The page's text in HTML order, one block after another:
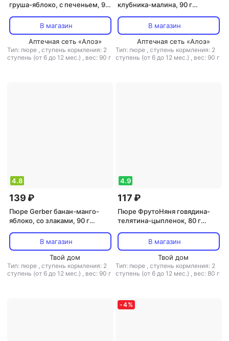
груша-яблоко, с печеньем, 90
В магазин
Аптечная сеть «Алоэ»
Тип: пюре , ступень кормления: 2
ступень (от 6 до 12 мес.) , вес: 90 г
клубника-малина, 90 г
В магазин
Аптечная сеть «Алоэ»
Тип: пюре , ступень кормления: 2
ступень (от 6 до 12 мес.) , вес: 90 г
4.8
139 ₽
Пюре Gerber банан-манго-
яблоко, со злаками, 90 г
В магазин
Твой дом
Тип: пюре , ступень кормления: 2
ступень (от 6 до 12 мес.) , вес: 90 г
4.9
117 ₽
Пюре ФрутоНяня говядина-
телятина-цыпленок, 80 г
В магазин
Твой дом
Тип: пюре , ступень кормления: 2
ступень (от 6 до 12 мес.) , вес: 80 г
-4%